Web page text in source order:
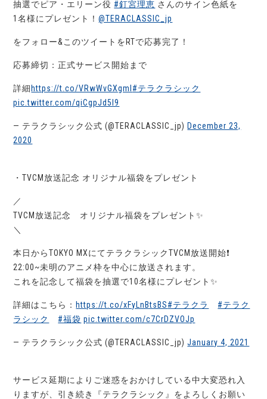
抽選でピア・エリーン役 #釘宮理恵 さんのサイン色紙を
1名様にプレゼント！@TERACLASSIC_jp
をフォロー&このツイートをRTで応募完了！
応募締切：正式サービス開始まで
詳細 https://t.co/VRwWvGXgml #テラクラシック
pic.twitter.com/qiCgpJd5l9
— テラクラシック公式 (@TERACLASSIC_jp) December 23,
2020
・TVCM放送記念 オリジナル福袋をプレゼント
／
TVCM放送記念 オリジナル福袋をプレゼント✨
＼
本日からTOKYO MXにてテラクラシックTVCM放送開始❗
22:00~未明のアニメ枠を中心に放送されます。
これを記念して福袋を抽選で10名様にプレゼント✨
詳細はこちら： https://t.co/xFyLnBtsBS#テラクラ
#テラク
ラシック
#福袋 pic.twitter.com/c7CrDZVOJp
— テラクラシック公式 (@TERACLASSIC_jp)January 4, 2021
サービス延期によりご迷惑をおかけしている中大変恐れ入
りますが、引き続き『テラクラシック』をよろしくお願い